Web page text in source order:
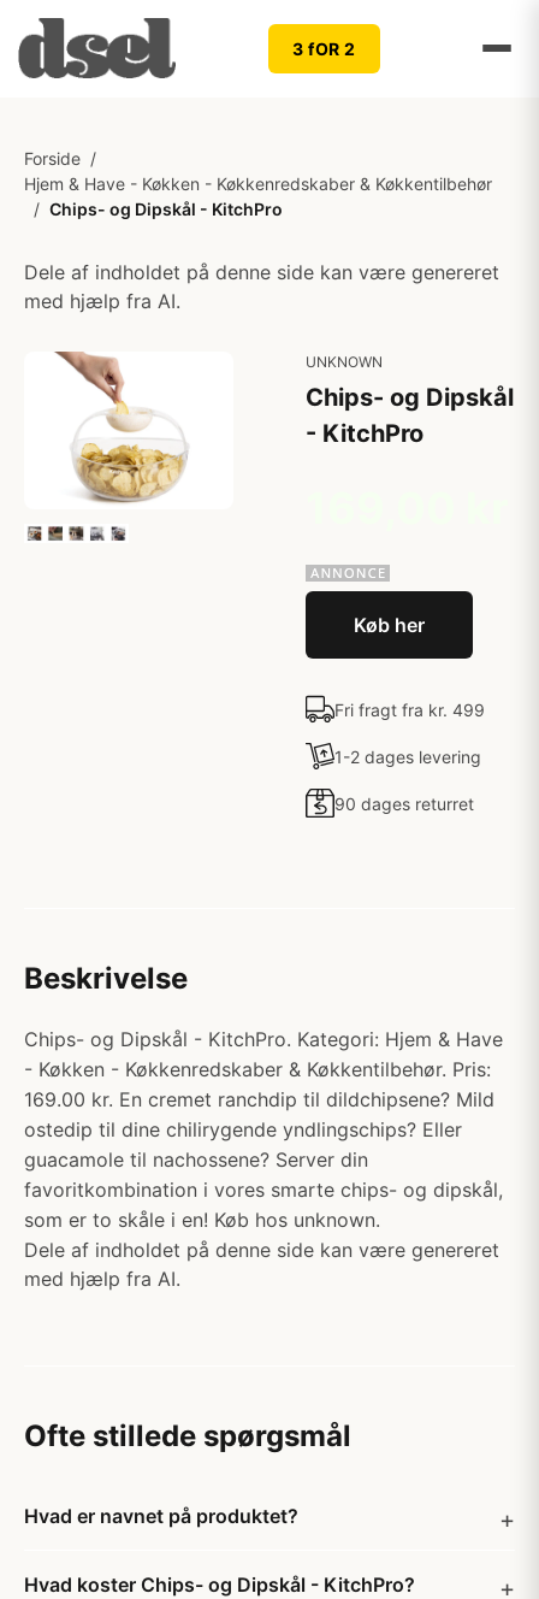
3 fOR 2
Forside /
Hjem & Have - Køkken - Køkkenredskaber & Køkkentilbehør
/ Chips- og Dipskål - KitchPro
Dele af indholdet på denne side kan være genereret
med hjælp fra AI.
UNKNOWN
Chips- og Dipskål
- KitchPro
Køb her
Fri fragt fra kr. 499
1-2 dages levering
90 dages returret
Beskrivelse
Chips- og Dipskål - KitchPro. Kategori: Hjem & Have
- Køkken - Køkkenredskaber & Køkkentilbehør. Pris:
169.00 kr. En cremet ranchdip til dildchipsene? Mild
ostedip til dine chilirygende yndlingschips? Eller
guacamole til nachossene? Server din
favoritkombination i vores smarte chips- og dipskål,
som er to skåle i en! Køb hos unknown.
Dele af indholdet på denne side kan være genereret
med hjælp fra AI.
Ofte stillede spørgsmål
Hvad er navnet på produktet?
Hvad koster Chips- og Dipskål - KitchPro?